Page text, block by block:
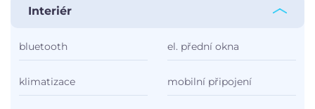
Interiér
bluetooth el. přední okna
klimatizace mobilní připojení